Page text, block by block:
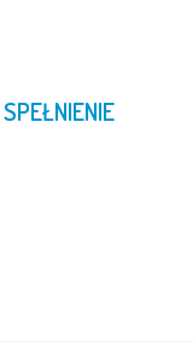
SPEŁNIENIE